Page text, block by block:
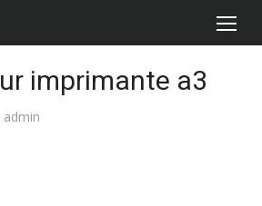
imprimante a3
Author
admin